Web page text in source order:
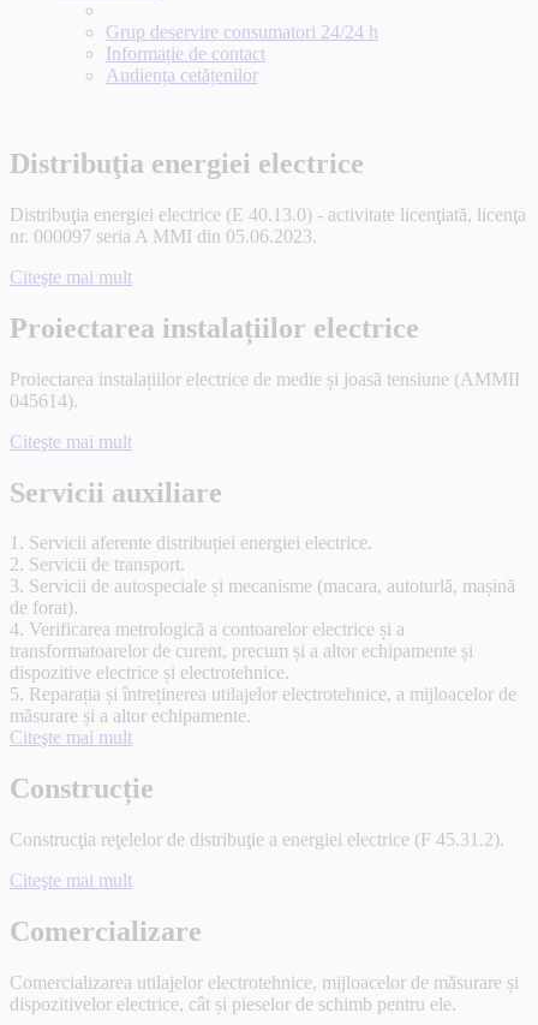
Grup deservire consumatori 24/24 h
Informație de contact
Audiența cetățenilor
Distribuţia energiei electrice
Distribuţia energiei electrice (E 40.13.0) - activitate licenţiată, licenţa
nr. 000097 seria A MMI din 05.06.2023.
Citeşte mai mult
Proiectarea instalațiilor electrice
Proiectarea instalațiilor electrice de medie și joasă tensiune (AMMII
045614).
Citeşte mai mult
Servicii auxiliare
1. Servicii aferente distribuției energiei electrice.
2. Servicii de transport.
3. Servicii de autospeciale și mecanisme (macara, autoturlă, mașină
de forat).
4. Verificarea metrologică a contoarelor electrice și a
transformatoarelor de curent, precum și a altor echipamente și
dispozitive electrice și electrotehnice.
5. Reparația și întreținerea utilajelor electrotehnice, a mijloacelor de
măsurare și a altor echipamente.
Citeşte mai mult
Construcție
Construcţia reţelelor de distribuţie a energiei electrice (F 45.31.2).
Citeşte mai mult
Comercializare
Comercializarea utilajelor electrotehnice, mijloacelor de măsurare și
dispozitivelor electrice, cât și pieselor de schimb pentru ele.